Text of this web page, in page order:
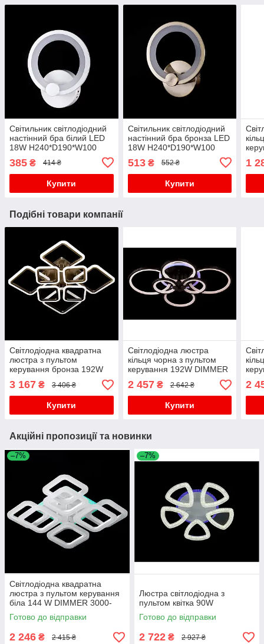
Світильник світлодіодний
настінний бра білий LED
18W H240*D190*W100
385 ₴ 414 ₴
Купити
Світильник світлодіодний
настінний бра бронза LED
18W H240*D190*W100
513₴ 552 ₴
Купити
1
Подібні товари компанії
Світлодіодна квадратна
люстра з пультом
керування бронза 192W
DIMMER 3000-6000
H140*L600*W600
3 167 ₴ 3 406 ₴
Купити
Світлодіодна люстра
кільця чорна з пультом
керування 192W DIMMER
3000-6000
H130*L780*W570
2 457₴ 2 642 ₴
Купити
2
Акційні пропозиції та новинки
–7%
Світлодіодна квадратна
люстра з пультом керування
біла 144 W DIMMER 3000-
6000 H120*L450*W450
Готово до відправки
2 246 ₴ 2 415 ₴
–7%
Люстра світлодіодна з
пультом квітка 90W
Готово до відправки
2 722 ₴ 2 927 ₴